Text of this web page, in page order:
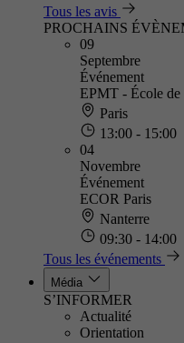
Tous les avis
PROCHAINS
09
Septembre
Événement
EPMT - École de
Paris
13:00 - 15:00
04
Novembre
Événement
ECOR Paris
Nanterre
09:30 - 14:00
Tous les événements
Média
S’INFORMER
Actualité
Orientation